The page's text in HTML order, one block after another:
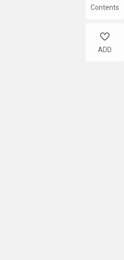
Contents
like
ADD